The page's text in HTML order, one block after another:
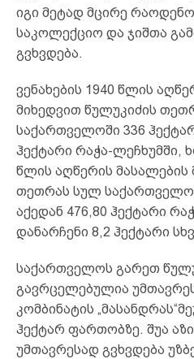
იგი მეტად მცირე
საკოლექციო და ჯიშთა
გვხვდება.
ვენახების 1940 წლის
მიხედვით წულუკიძის
საქართველოში 336
ჰექტარი რაჭა-ლეჩხუმში,
წლის აღწერის მასალების
თეთრას სულ
აქედან 476,80 ჰექტარი
დანარჩენი 8,2 ჰექტარი
საქართველოს გარეთ
გავრცელებულია
კომბინატის
ჰექტარ ფართობზე. შუა
უმთავრესად გვხვდება